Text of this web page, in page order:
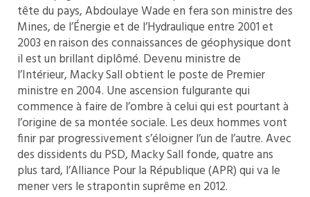
tête du pays, Abdoulaye Wade en fera son ministre des
Mines, de l’Énergie et de l’Hydraulique entre 2001 et
2003 en raison des connaissances de géophysique dont
il est un brillant diplômé. Devenu ministre de
l’Intérieur, Macky Sall obtient le poste de Premier
ministre en 2004. Une ascension fulgurante qui
commence à faire de l’ombre à celui qui est pourtant à
l’origine de sa montée sociale. Les deux hommes vont
finir par progressivement s’éloigner l’un de l’autre. Avec
des dissidents du PSD, Macky Sall fonde, quatre ans
plus tard, l’Alliance Pour la République (APR) qui va le
mener vers le strapontin suprême en 2012.